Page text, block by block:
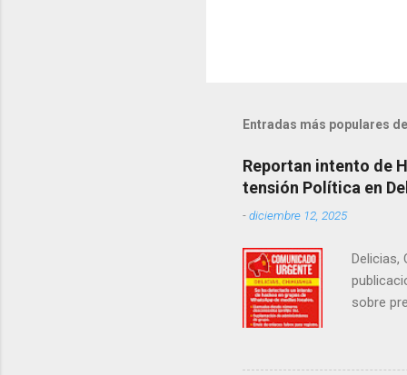
Entradas más populares
Reportan intento de
tensión Política en
-diciembre 12, 2025
Delicias,
sobre
la